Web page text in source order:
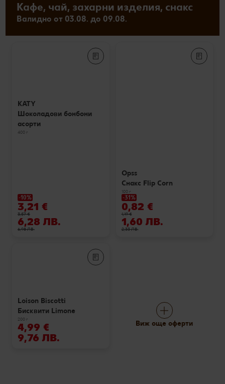
Кафе, чай, захарни изделия, снакс
Валидно от 03.08. до 09.08.
KATY
Шоколадови бонбони
асорти
400 г
-10%
3,21 €
3,57 €
6,28 ЛВ.
6,98 ЛВ.
Opss
Снакс Flip Corn
100 г
-31%
0,82 €
1,19 €
1,60 ЛВ.
2,33 ЛВ.
Loison Biscotti
Бисквити Limone
200 г
4,99 €
9,76 ЛВ.
Виж още оферти